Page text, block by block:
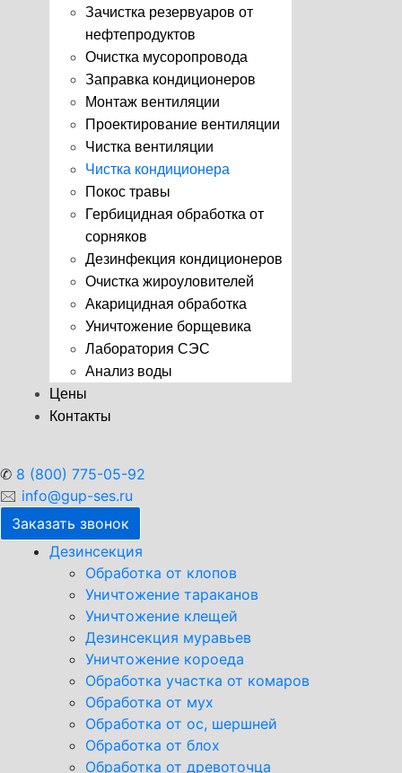
Зачистка резервуаров от
нефтепродуктов
Очистка мусоропровода
Заправка кондиционеров
Монтаж вентиляции
Проектирование вентиляции
Чистка вентиляции
Чистка кондиционера
Покос травы
Гербицидная обработка от
сорняков
Дезинфекция кондиционеров
Очистка жироуловителей
Акарицидная обработка
Уничтожение борщевика
Лаборатория СЭС
Анализ воды
Цены
Контакты
✆ 8 (800) 775-05-92
🖂 info@gup-ses.ru
Заказать звонок
Дезинсекция
Обработка от клопов
Уничтожение тараканов
Уничтожение клещей
Дезинсекция муравьев
Уничтожение короеда
Обработка участка от комаров
Обработка от мух
Обработка от ос, шершней
Обработка от блох
Обработка от древоточца